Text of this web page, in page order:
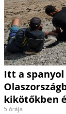
Itt a
kikötőkben
5 órája